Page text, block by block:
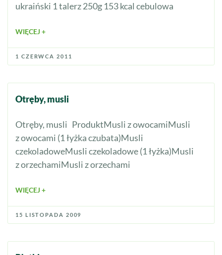
ukraiński 1 talerz 250g 153 kcal cebulowa
WIĘCEJ +
1 CZERWCA 2011
Otręby, musli
Otręby, musli ProduktMusli z owocamiMusli
z owocami (1 łyżka czubata)Musli
czekoladoweMusli czekoladowe (1 łyżka)Musli
z orzechamiMusli z orzechami
WIĘCEJ +
15 LISTOPADA 2009